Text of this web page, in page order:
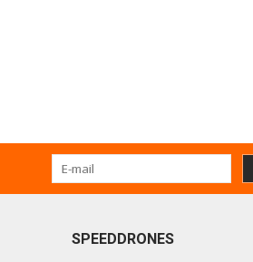
SPEEDDRONES